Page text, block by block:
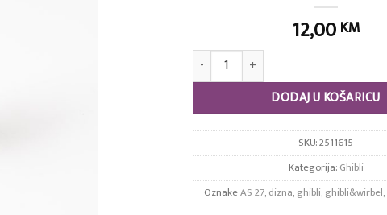
12,00 KM
Dizna okrugla AS 27 količina
DODAJ U KOŠARICU
SKU:2511615
Kategorija:Ghibli
OznakeAS 27,dizna,ghibli,ghibli&wirbel,